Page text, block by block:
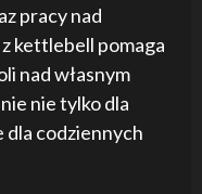
pracy nad
kettlebell pomaga
nad własnym
nie tylko dla
dla codziennych